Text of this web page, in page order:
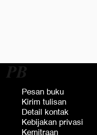
𝑷𝑩
Pesan buku
Kirim tulisan
Detail kontak
Kebijakan privasi
Kemitraan